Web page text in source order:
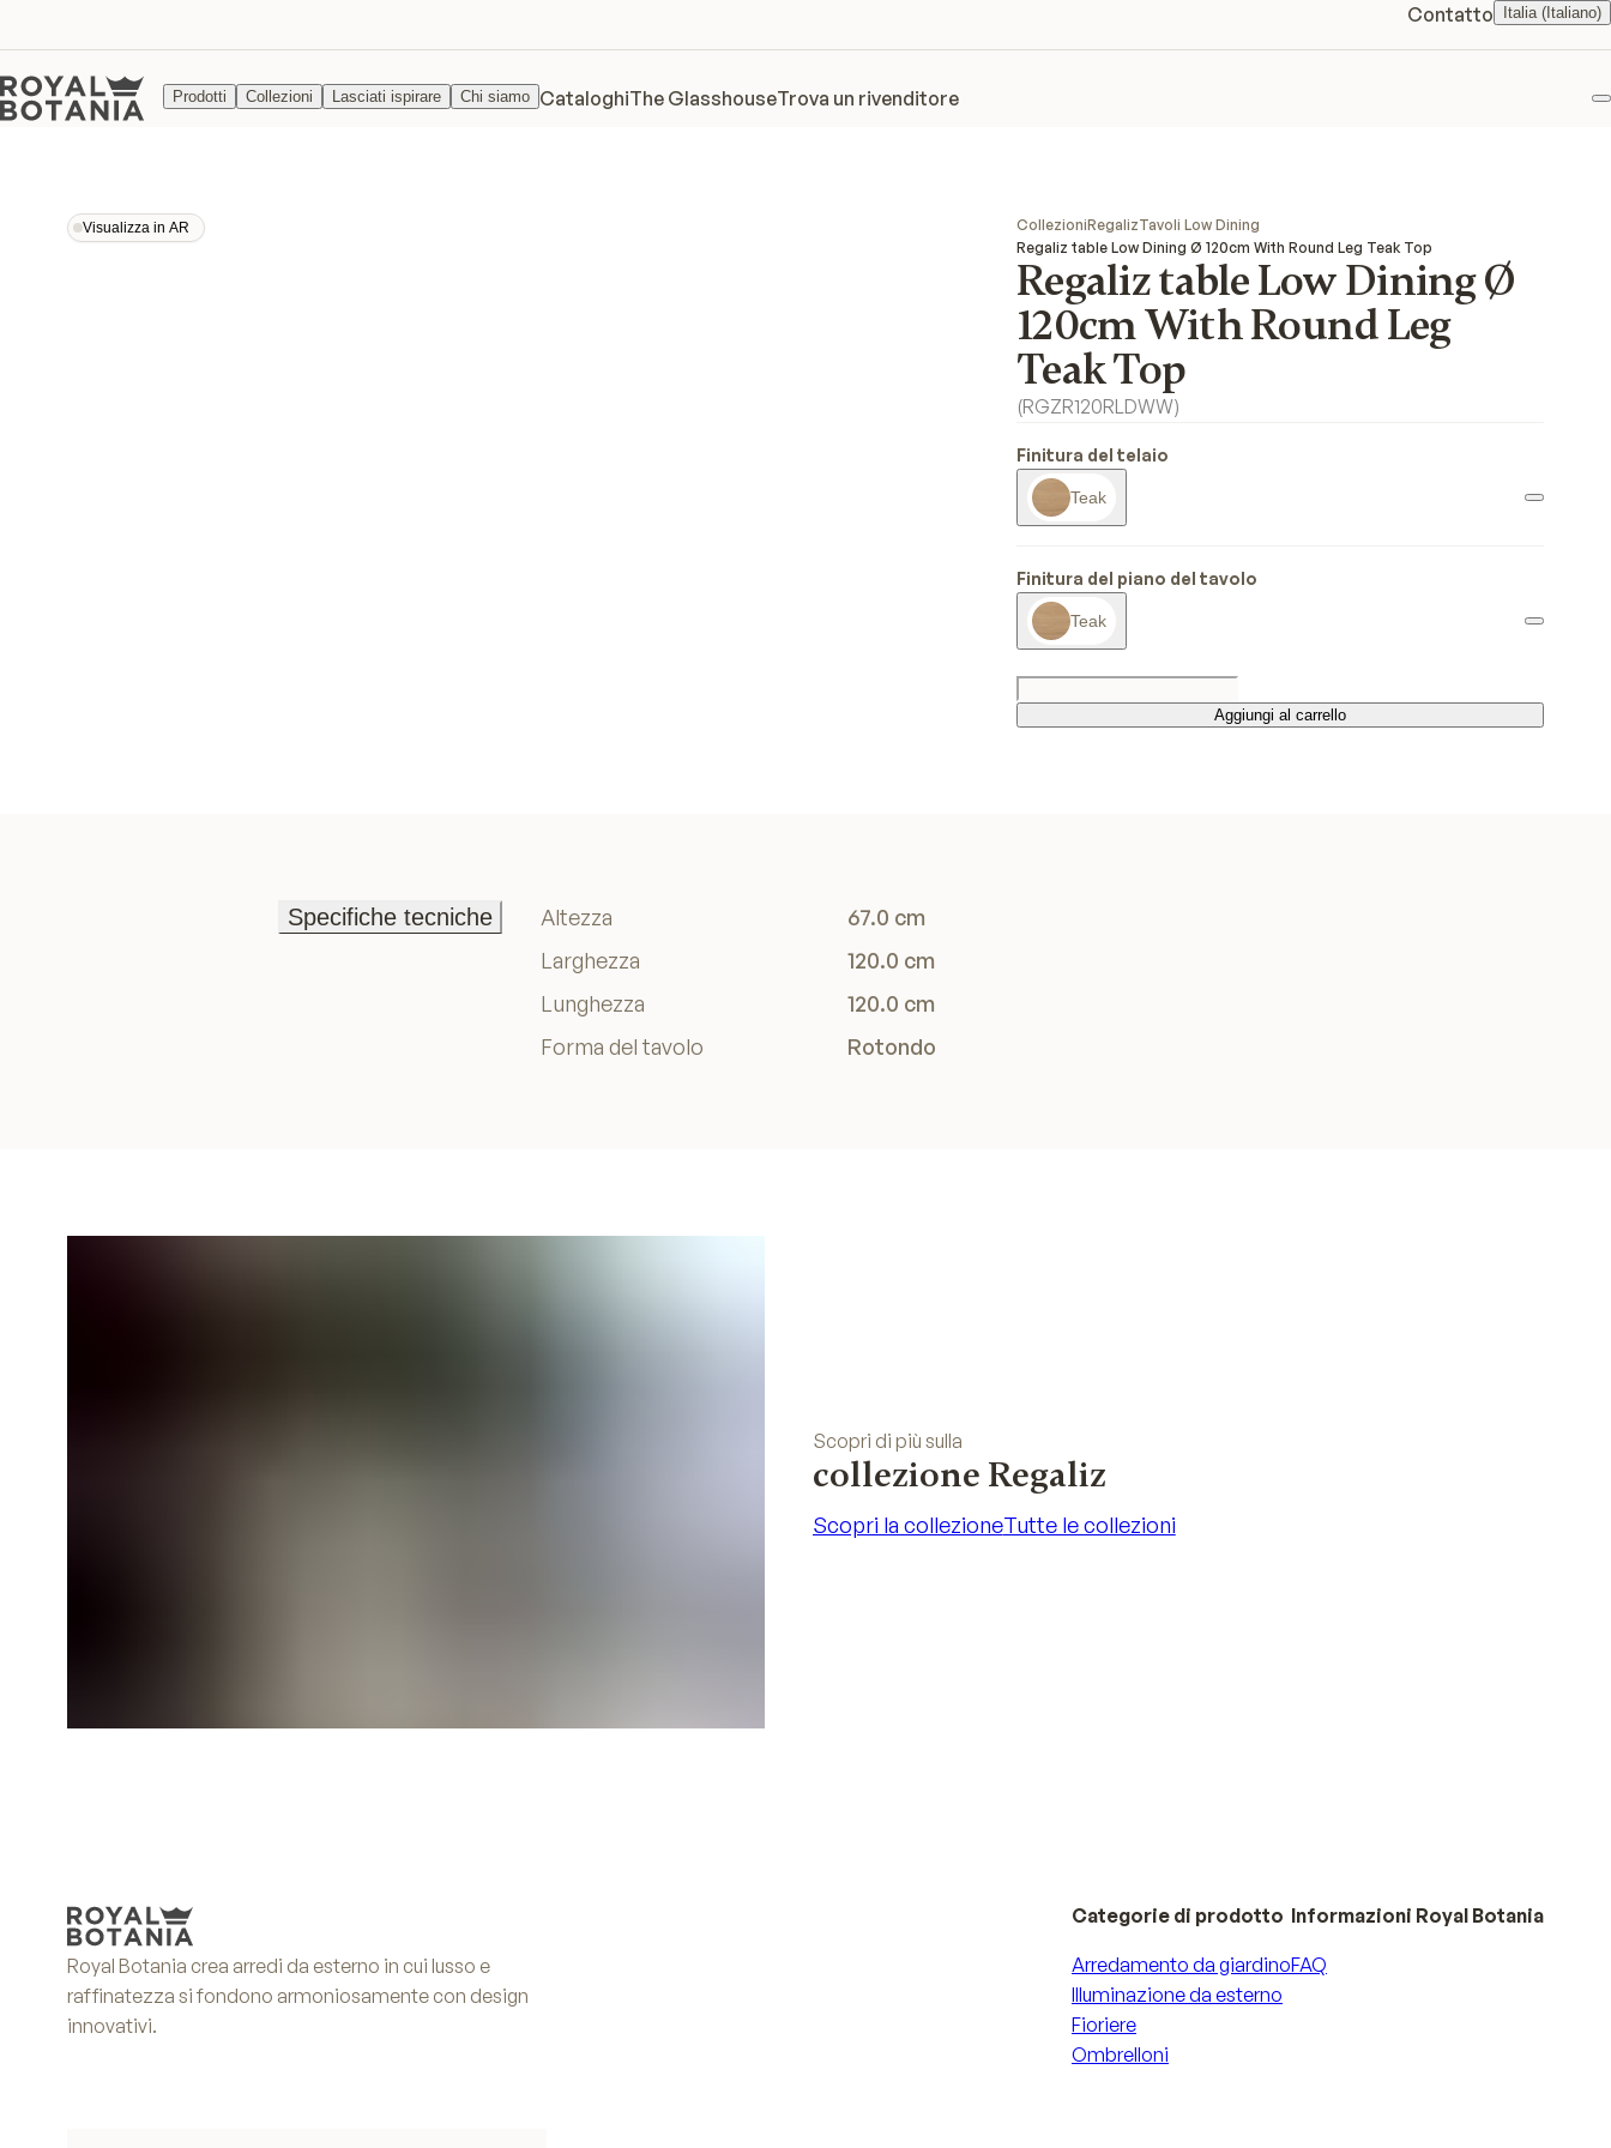
Contatto Italia (Italiano)
Prodotti Collezioni Lasciati ispirare Chi siamo CataloghiThe GlasshouseTrova un rivenditore
Visualizza in AR
Visualizza in AR
CollezioniRegalizTavoli Low Dining
Regaliz table Low Dining Ø 120cm With Round Leg Teak Top
Regaliz table Low Dining Ø
120cm With Round Leg
Teak Top
(RGZR120RLDWW)
Finitura del telaio
Teak
Finitura del piano del tavolo
Teak
Aggiungi al carrello
Aggiungi al carrello
Specifiche tecniche
Altezza
67.0 cm
Larghezza
120.0 cm
Lunghezza
120.0 cm
Forma del tavolo
Rotondo
Scopri di più sulla
collezione Regaliz
Scopri la collezioneTutte le collezioni
Royal Botania crea arredi da esterno in cui lusso e
raffinatezza si fondono armoniosamente con design
innovativi.
Categorie di prodotto
Arredamento da giardino
Illuminazione da esterno
Fioriere
Ombrelloni
Informazioni Royal Botania
FAQ